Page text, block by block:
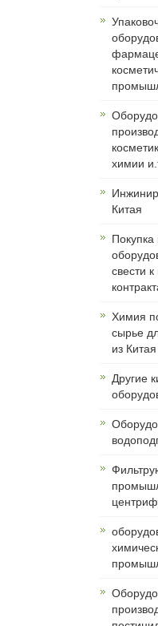
химии
Китая
Покупка
свести
Химия
сырье
из Китая
Другие